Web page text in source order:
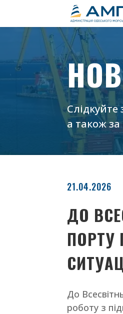
а також
21.04.2026
ДО
ПОРТУ
До
роботу з